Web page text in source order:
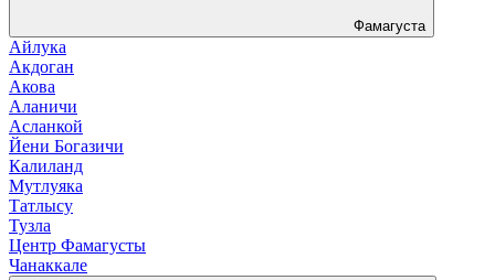
Фамагуста
Айлука
Акдоган
Акова
Аланичи
Асланкой
Йени Богазичи
Калиланд
Мутлуяка
Татлысу
Тузла
Центр Фамагусты
Чанаккале